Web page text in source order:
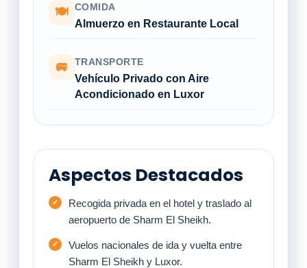
🍽 COMIDA
Almuerzo en Restaurante Local
🚐 TRANSPORTE
Vehículo Privado con Aire
Acondicionado en Luxor
Aspectos Destacados
Recogida privada en el hotel y traslado al
aeropuerto de Sharm El Sheikh.
Vuelos nacionales de ida y vuelta entre
Sharm El Sheikh y Luxor.